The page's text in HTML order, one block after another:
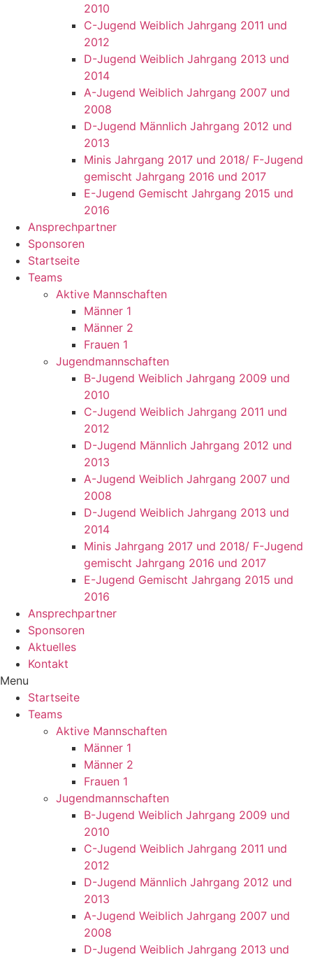
2010
C-Jugend Weiblich Jahrgang 2011 und
2012
D-Jugend Weiblich Jahrgang 2013 und
2014
A-Jugend Weiblich Jahrgang 2007 und
2008
D-Jugend Männlich Jahrgang 2012 und
2013
Minis Jahrgang 2017 und 2018/ F-Jugend
gemischt Jahrgang 2016 und 2017
E-Jugend Gemischt Jahrgang 2015 und
2016
Ansprechpartner
Sponsoren
Startseite
Teams
Aktive Mannschaften
Männer 1
Männer 2
Frauen 1
Jugendmannschaften
B-Jugend Weiblich Jahrgang 2009 und
2010
C-Jugend Weiblich Jahrgang 2011 und
2012
D-Jugend Männlich Jahrgang 2012 und
2013
A-Jugend Weiblich Jahrgang 2007 und
2008
D-Jugend Weiblich Jahrgang 2013 und
2014
Minis Jahrgang 2017 und 2018/ F-Jugend
gemischt Jahrgang 2016 und 2017
E-Jugend Gemischt Jahrgang 2015 und
2016
Ansprechpartner
Sponsoren
Aktuelles
Kontakt
Menu
Startseite
Teams
Aktive Mannschaften
Männer 1
Männer 2
Frauen 1
Jugendmannschaften
B-Jugend Weiblich Jahrgang 2009 und
2010
C-Jugend Weiblich Jahrgang 2011 und
2012
D-Jugend Männlich Jahrgang 2012 und
2013
A-Jugend Weiblich Jahrgang 2007 und
2008
D-Jugend Weiblich Jahrgang 2013 und